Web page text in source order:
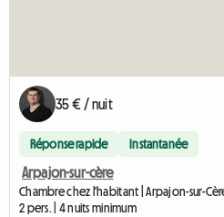
35 € / nuit
Réponse rapide Instantanée
Arpajon-sur-cère
Chambre chez l'habitant | Arpajon-sur-Cère
2 pers. | 4 nuits minimum